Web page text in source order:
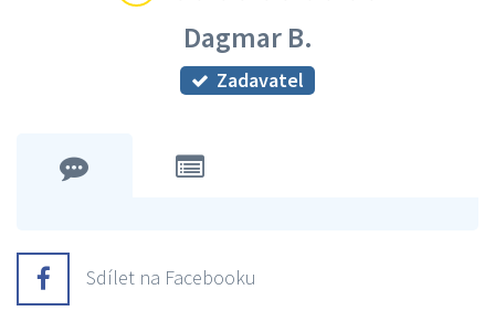
Dagmar B.
Zadavatel
Sdílet na Facebooku